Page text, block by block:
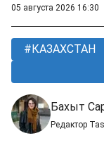
05 августа 2026 16:30
КАЗАХСТАН
Бахыт
Редактор